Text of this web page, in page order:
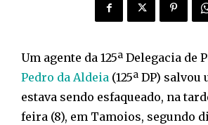
Um agente da 125ª Delegacia de
Pedro da Aldeia (125ª DP)
estava sendo esfaqueado, na
feira (8), em Tamoios, segundo